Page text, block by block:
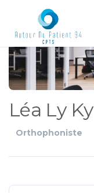
Léa Ly Ky
Orthophoniste